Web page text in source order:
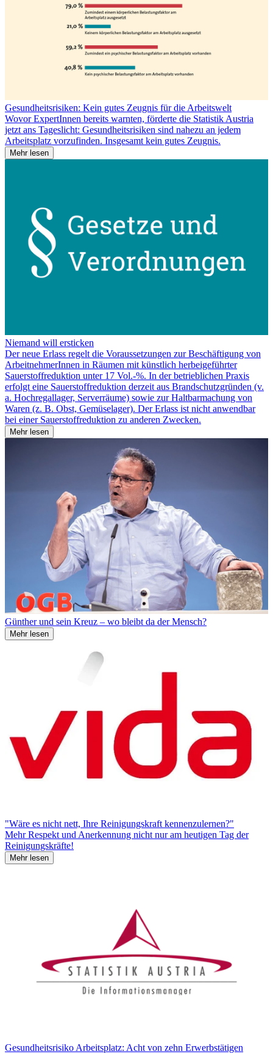
Gesundheitsrisiken: Kein gutes Zeugnis für die Arbeitswelt
Wovor ExpertInnen bereits warnten, förderte die Statistik Austria
jetzt ans Tageslicht: Gesundheitsrisiken sind nahezu an jedem
Arbeitsplatz vorzufinden. Insgesamt kein gutes Zeugnis.
Mehr lesen
Niemand will ersticken
Der neue Erlass regelt die Voraussetzungen zur Beschäftigung von
ArbeitnehmerInnen in Räumen mit künstlich herbeigeführter
Sauerstoffreduktion unter 17 Vol.-%. In der betrieblichen Praxis
erfolgt eine Sauerstoffreduktion derzeit aus Brandschutzgründen (v.
a. Hochregallager, Serverräume) sowie zur Haltbarmachung von
Waren (z. B. Obst, Gemüselager). Der Erlass ist nicht anwendbar
bei einer Sauerstoffreduktion zu anderen Zwecken.
Mehr lesen
Günther und sein Kreuz – wo bleibt da der Mensch?
Mehr lesen
"Wäre es nicht nett, Ihre Reinigungskraft kennenzulernen?"
Mehr Respekt und Anerkennung nicht nur am heutigen Tag der
Reinigungskräfte!
Mehr lesen
Gesundheitsrisiko Arbeitsplatz: Acht von zehn Erwerbstätigen